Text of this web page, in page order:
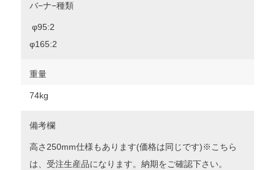
バ−ナ−種類
φ95:2
φ165:2
重量
74kg
備考欄
高さ250mm仕様もあります(価格は同じです)※こちら
は、受注生産品になります。納期をご確認下さい。